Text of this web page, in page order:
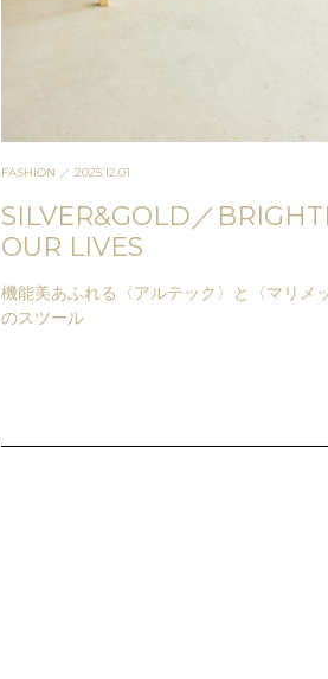
FASHION ／ 2025.12.01
SILVER&GOLD／
OUR LIVES
機能美あふれる〈アルテック〉と〈マリメ
のスツール